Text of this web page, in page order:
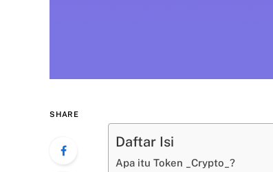
SHARE
Daftar Isi
Apa itu Token _Crypto_?